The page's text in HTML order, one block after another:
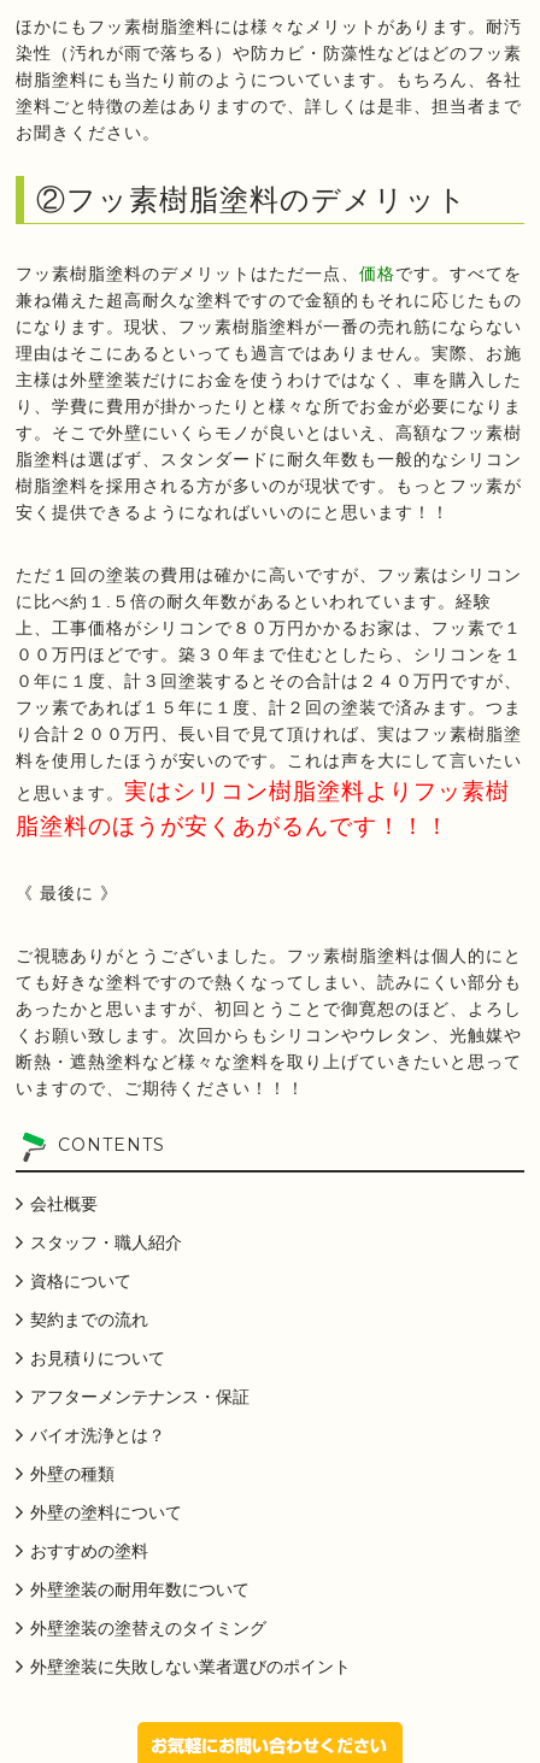
ほかにもフッ素樹脂塗料には様々なメリットがあります。耐汚
染性（汚れが雨で落ちる）や防カビ・防藻性などはどのフッ素
樹脂塗料にも当たり前のようについています。もちろん、各社
塗料ごと特徴の差はありますので、詳しくは是非、担当者まで
お聞きください。
②フッ素樹脂塗料のデメリット
フッ素樹脂塗料のデメリットはただ一点、価格です。すべてを
兼ね備えた超高耐久な塗料ですので金額的もそれに応じたもの
になります。現状、フッ素樹脂塗料が一番の売れ筋にならない
理由はそこにあるといっても過言ではありません。実際、お施
主様は外壁塗装だけにお金を使うわけではなく、車を購入した
り、学費に費用が掛かったりと様々な所でお金が必要になりま
す。そこで外壁にいくらモノが良いとはいえ、高額なフッ素樹
脂塗料は選ばず、スタンダードに耐久年数も一般的なシリコン
樹脂塗料を採用される方が多いのが現状です。もっとフッ素が
安く提供できるようになればいいのにと思います！！
ただ１回の塗装の費用は確かに高いですが、フッ素はシリコン
に比べ約１
５倍の耐久年数があるといわれています。経験
上、工事価格がシリコンで８０万円かかるお家は、フッ素で１
００万円ほどです。築３０年まで住むとしたら、シリコンを１
０年に１度、計３回塗装するとその合計は２４０万円ですが、
フッ素であれば１５年に１度、計２回の塗装で済みます。つま
り合計２００万円、長い目で見て頂ければ、実はフッ素樹脂塗
料を使用したほうが安いのです。これは声を大にして言いたい
と思います。実はシリコン樹脂塗料よりフッ素樹
脂塗料のほうが安くあがるんです！！！
《 最後に 》
ご視聴ありがとうございました。フッ素樹脂塗料は個人的にと
ても好きな塗料ですので熱くなってしまい、読みにくい部分も
あったかと思いますが、初回とうことで御寛恕のほど、よろし
くお願い致します。次回からもシリコンやウレタン、光触媒や
断熱・遮熱塗料など様々な塗料を取り上げていきたいと思って
いますので、ご期待ください！！！
CONTENTS
会社概要
スタッフ・職人紹介
資格について
契約までの流れ
お見積りについて
アフターメンテナンス・保証
バイオ洗浄とは？
外壁の種類
外壁の塗料について
おすすめの塗料
外壁塗装の耐用年数について
外壁塗装の塗替えのタイミング
外壁塗装に失敗しない業者選びのポイント